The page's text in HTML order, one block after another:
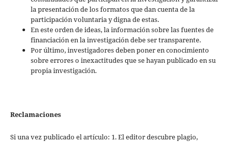
la presentación de los formatos que dan cuenta de la
participación voluntaria y digna de estas.
En este orden de ideas, la información sobre las fuentes de
financiación en la investigación debe ser transparente.
Por último, investigadores deben poner en conocimiento
sobre errores o inexactitudes que se hayan publicado en su
propia investigación.
Reclamaciones
Si una vez publicado el artículo: 1. El editor descubre plagio,